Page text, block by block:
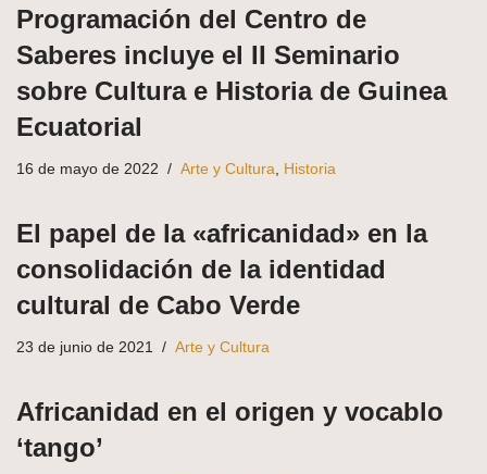
Programación del Centro de
Saberes incluye el II Seminario
sobre Cultura e Historia de Guinea
Ecuatorial
16 de mayo de 2022 Arte y Cultura, Historia
El papel de la «africanidad» en la
consolidación de la identidad
cultural de Cabo Verde
23 de junio de 2021 Arte y Cultura
Africanidad en el origen y vocablo
‘tango’